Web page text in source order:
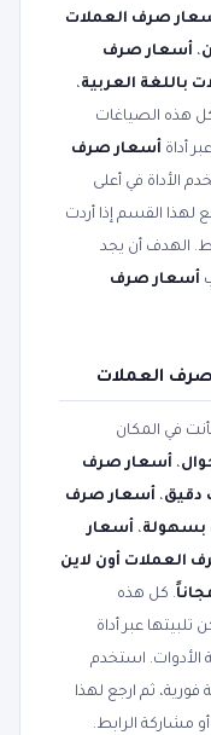
صرف العملات
، أسعار صرف
باللغة العربية،
هذه الصياغات
أداة أسعار صرف
الأداة في أعلى
لهذا القسم إذا أردت
الهدف أن يجد
أسعار صرف
صرف العملات
في المكان
، أسعار صرف
دقيق، أسعار صرف
بسهولة، أسعار
العملات أون لاين
. كل هذه
عبر أداة
الأدوات. استخدم
ثم ارجع لهذا
مشاركة الرابط.